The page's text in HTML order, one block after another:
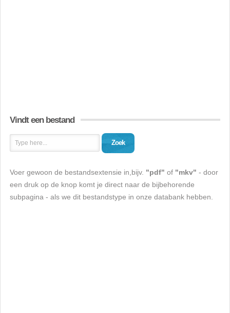
Vindt een bestand
Zoek
Voer gewoon de bestandsextensie in,bijv. "pdf" of "mkv" - door
een druk op de knop komt je direct naar de bijbehorende
subpagina - als we dit bestandstype in onze databank hebben.